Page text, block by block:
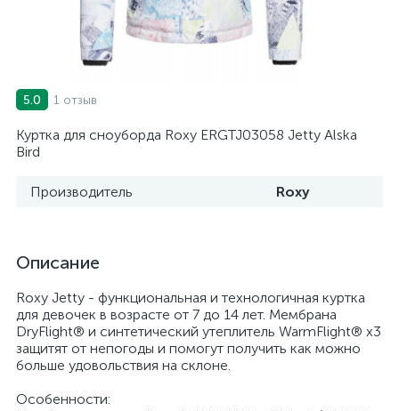
5.0 1 отзыв
Куртка для сноуборда Roxy ERGTJ03058 Jetty Alska
Bird
Производитель Roxy
Описание
Roxy Jetty - функциональная и технологичная куртка
для девочек в возрасте от 7 до 14 лет. Мембрана
DryFlight® и синтетический утеплитель WarmFlight® x3
защитят от непогоды и помогут получить как можно
больше удовольствия на склоне.
Особенности: